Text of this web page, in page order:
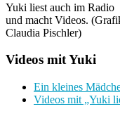
Yuki liest auch im Radio
und macht Videos.
Claudia Pischler)
Videos mit Yuki
Ein kleines
Videos mit „Yuki